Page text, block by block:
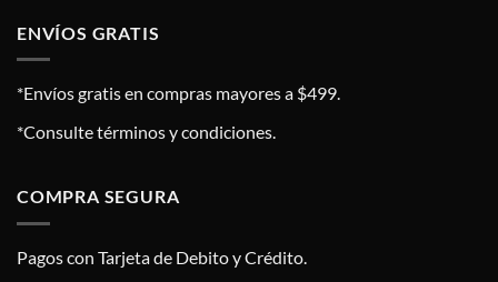
ENVÍOS GRATIS
*Envíos gratis en compras mayores a $499.
*Consulte términos y condiciones.
COMPRA SEGURA
Pagos con Tarjeta de Debito y Crédito.